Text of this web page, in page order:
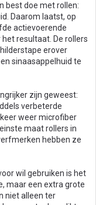
best doe met rollen:
Daarom laatst, op
actievoerende
resultaat. De rollers
erover
sinaasappelhuid te
zijn geweest:
verbeterde
weer microfiber
maat rollers in
hebben ze
wil gebruiken is het
maar een extra grote
niet alleen ter